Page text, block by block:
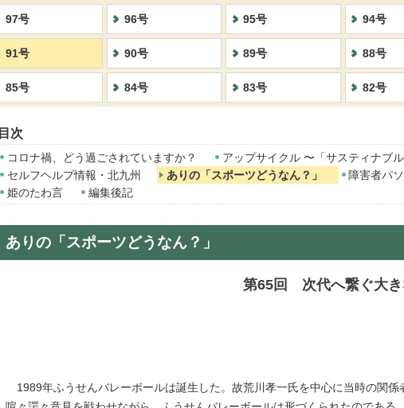
97号 96号 95号 94号
91号 90号 89号 88号
85号 84号 83号 82号
目次
コロナ禍、どう過ごされていますか？
アップサイクル 〜「サスティナブ
セルフヘルプ情報・北九州
ありの「スポーツどうなん？」
障害者パ
姫のたわ言
編集後記
ありの「スポーツどうなん？」
第65回 次代へ繋ぐ大き
1989年ふうせんバレーボールは誕生した。故荒川孝一氏を中心に当時の関係